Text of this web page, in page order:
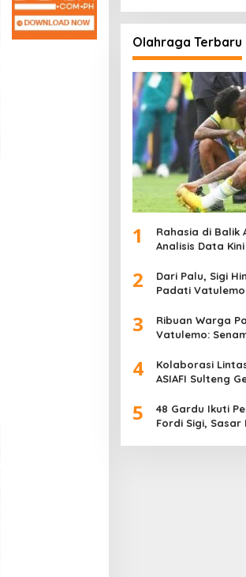
Olahraga Terbaru
1
Rahasia di Balik
Analisis Data
2
Dari Palu, Sigi
Padati Vatulemo
3
Ribuan Warga
Vatulemo:
Meriah
4
Kolaborasi Lintas
ASIAFI Sulteng
5
48 Gardu Ikuti
Fordi Sigi, Sasar